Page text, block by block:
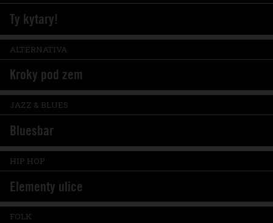
Ty kytary!
ALTERNATIVA
Kroky pod zem
JAZZ & BLUES
Bluesbar
HIP HOP
Elementy ulice
FOLK